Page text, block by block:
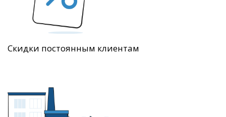
Скидки постоянным клиентам